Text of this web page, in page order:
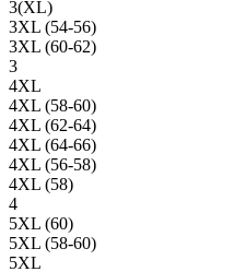
3(XL)
3XL (54-56)
3XL (60-62)
3
4XL
4XL (58-60)
4XL (62-64)
4XL (64-66)
4XL (56-58)
4XL (58)
4
5XL (60)
5XL (58-60)
5XL